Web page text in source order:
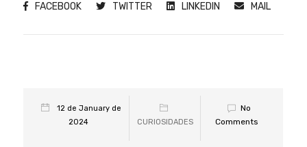
FACEBOOK TWITTER LINKEDIN MAIL
12 de January de
2024
CURIOSIDADES
No
Comments